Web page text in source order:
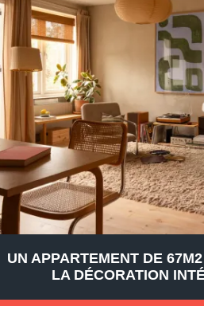
UN APPARTEMENT DE
LA DÉCORATION